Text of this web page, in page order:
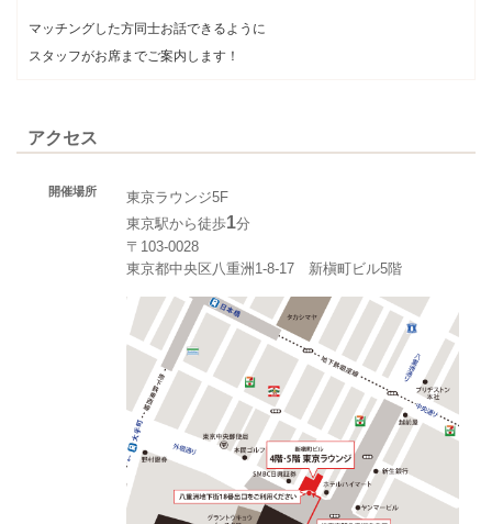
マッチングした方同士お話できるように
スタッフがお席までご案内します！
アクセス
開催場所
東京ラウンジ5F
東京駅から徒歩1分
〒103-0028
東京都中央区八重洲1-8-17 新槇町ビル5階